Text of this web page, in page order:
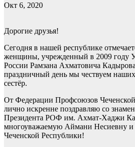
Окт 6, 2020
Дорогие друзья!
Сегодня в нашей республике
женщины, учрежденный в 2009 году
России Рамзана Ахматовича
праздничный день мы чествуем
сестёр.
От Федерации Профсоюзов
лично искренне поздравляю со
Президента РОФ им. Ахмат-Хаджи
многоуважаемую Аймани Несиевну и
Чеченской Республики!